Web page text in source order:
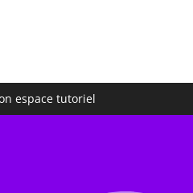
espace tutoriel